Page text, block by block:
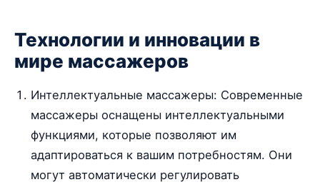
Технологии и инновации в
мире массажеров
Интеллектуальные массажеры: Современные
массажеры оснащены интеллектуальными
функциями, которые позволяют им
адаптироваться к вашим потребностям. Они
могут автоматически регулировать